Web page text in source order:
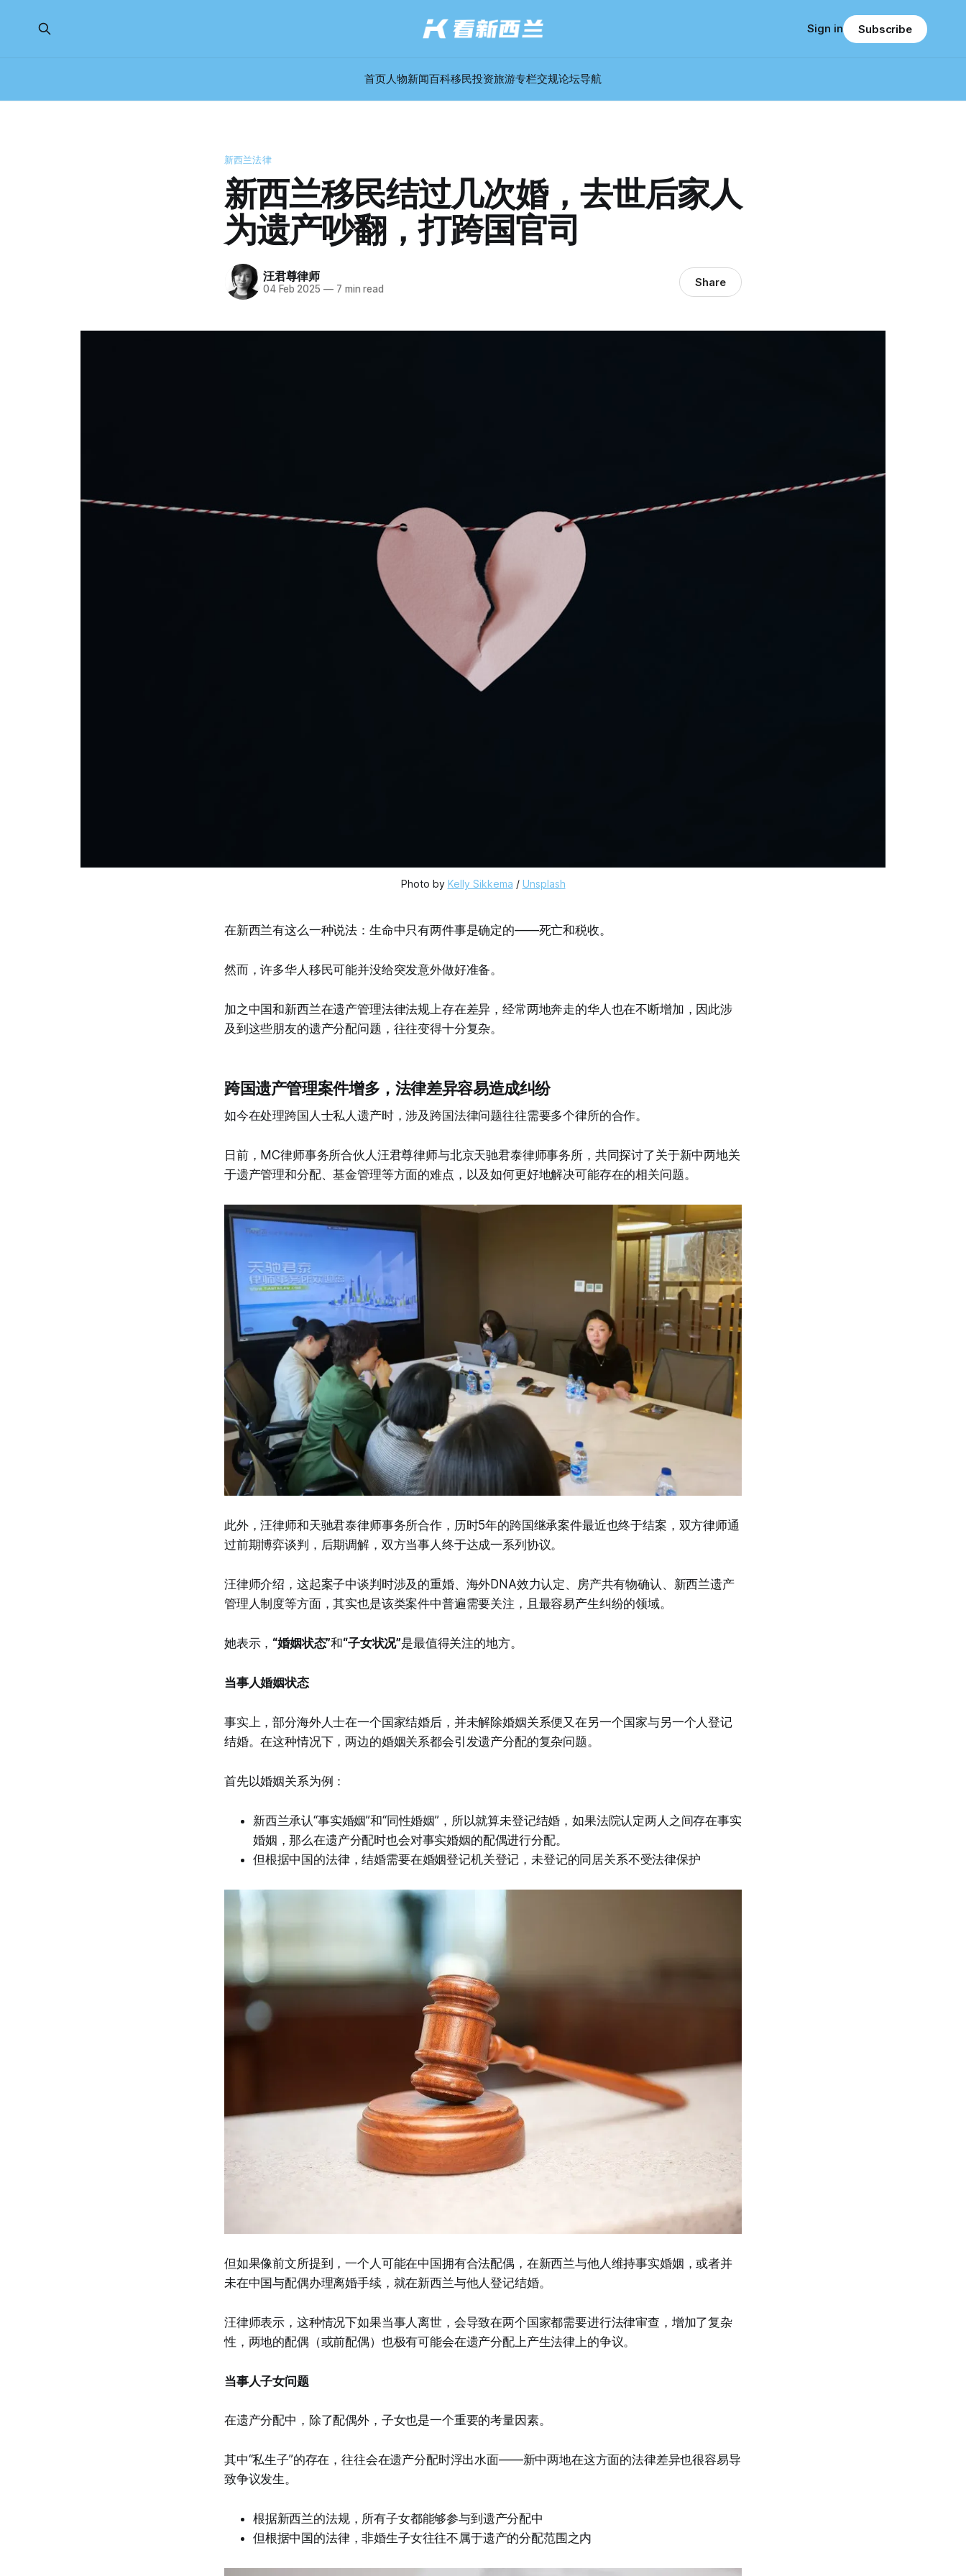
首页人物新闻百科移民投资旅游专栏交规论坛导航
Sign in Subscribe
新西兰法律
新西兰移民结过几次婚，去世后家人
为遗产吵翻，打跨国官司
汪君尊律师
04 Feb 2025 —7 min read Share
Photo by Kelly Sikkema / Unsplash
在新西兰有这么一种说法：生命中只有两件事是确定的——死亡和税收。
然而，许多华人移民可能并没给突发意外做好准备。
加之中国和新西兰在遗产管理法律法规上存在差异，经常两地奔走的华人也在不断增加，因此涉
及到这些朋友的遗产分配问题，往往变得十分复杂。
跨国遗产管理案件增多，法律差异容易造成纠纷
如今在处理跨国人士私人遗产时，涉及跨国法律问题往往需要多个律所的合作。
日前，MC律师事务所合伙人汪君尊律师与北京天驰君泰律师事务所，共同探讨了关于新中两地关
于遗产管理和分配、基金管理等方面的难点，以及如何更好地解决可能存在的相关问题。
此外，汪律师和天驰君泰律师事务所合作，历时5年的跨国继承案件最近也终于结案，双方律师通
过前期博弈谈判，后期调解，双方当事人终于达成一系列协议。
汪律师介绍，这起案子中谈判时涉及的重婚、海外DNA效力认定、房产共有物确认、新西兰遗产
管理人制度等方面，其实也是该类案件中普遍需要关注，且最容易产生纠纷的领域。
她表示， “婚姻状态”和“子女状况”是最值得关注的地方。
当事人婚姻状态
事实上，部分海外人士在一个国家结婚后，并未解除婚姻关系便又在另一个国家与另一个人登记
结婚。在这种情况下，两边的婚姻关系都会引发遗产分配的复杂问题。
首先以婚姻关系为例：
新西兰承认“事实婚姻”和“同性婚姻”，所以就算未登记结婚，如果法院认定两人之间存在事实
婚姻，那么在遗产分配时也会对事实婚姻的配偶进行分配。
但根据中国的法律，结婚需要在婚姻登记机关登记，未登记的同居关系不受法律保护
但如果像前文所提到，一个人可能在中国拥有合法配偶，在新西兰与他人维持事实婚姻，或者并
未在中国与配偶办理离婚手续，就在新西兰与他人登记结婚。
汪律师表示，这种情况下如果当事人离世，会导致在两个国家都需要进行法律审查，增加了复杂
性，两地的配偶（或前配偶）也极有可能会在遗产分配上产生法律上的争议。
当事人子女问题
在遗产分配中，除了配偶外，子女也是一个重要的考量因素。
其中“私生子”的存在，往往会在遗产分配时浮出水面——新中两地在这方面的法律差异也很容易导
致争议发生。
根据新西兰的法规，所有子女都能够参与到遗产分配中
但根据中国的法律，非婚生子女往往不属于遗产的分配范围之内